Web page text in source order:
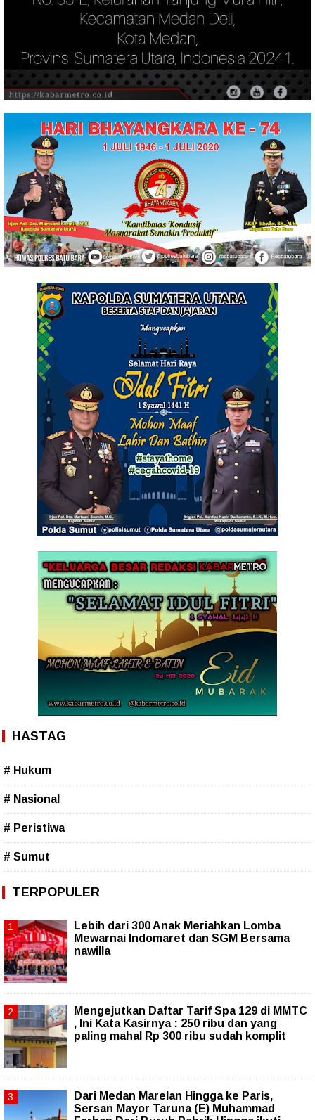
HASTAG
# Hukum
# Nasional
# Peristiwa
# Sumut
TERPOPULER
Lebih dari 300 Anak Meriahkan Lomba
Mewarnai Indomaret dan SGM Bersama
nawilla
Mengejutkan Daftar Tarif Spa 129 di MMTC
, Ini Kata Kasirnya : 250 ribu dan yang
paling mahal Rp 300 ribu sudah komplit
‎Dari Medan Marelan Hingga ke Paris,
Sersan Mayor Taruna (E) Muhammad